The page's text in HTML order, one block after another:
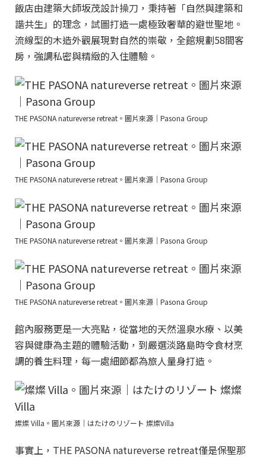
飯店由建築大師坂茂設計操刀，秉持著「自然與建築和
諧共生」的理念，試圖打造一處極致奢華的避世聖地。
流線型的木造外觀展現對自然的崇敬，全館規劃58間客
房，強調私密與精緻的入住體驗。
THE PASONA natureverse retreat。圖片來源｜Pasona Group
THE PASONA natureverse retreat。圖片來源｜Pasona Group
THE PASONA natureverse retreat。圖片來源｜Pasona Group
THE PASONA natureverse retreat。圖片來源｜Pasona Group
館內服務更是一大亮點，從當地的天然溫泉水療、以美
容與健康為主題的體驗活動，到嚴選淡路島時令食材烹
調的養生料理，每一處細節都為旅人量身打造。
燦燦 Villa。圖片來源｜はたけのリゾート 燦燦Villa
事實上，THE PASONA natureverse retreat僅是保聖那